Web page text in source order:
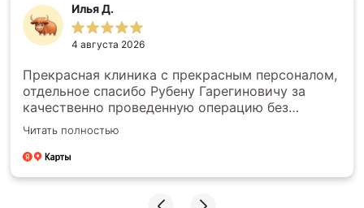
Илья Д.
4 августа 2026
Прекрасная клиника с прекрасным персоналом,
отдельное спасибо Рубену Гарегиновичу за
качественно проведенную операцию без
последствий и скрытый камней, очень рад, что
сделал операцию именно у вас
Читать полностью